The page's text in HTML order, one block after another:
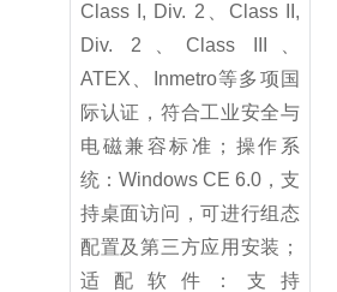
Class I, Div. 2、Class II,
Div. 2、Class III、
ATEX、Inmetro等多项国
际认证，符合工业安全与
电磁兼容标准；操作系
统：Windows CE 6.0，支
持桌面访问，可进行组态
配置及第三方应用安装；
适配软件：支持